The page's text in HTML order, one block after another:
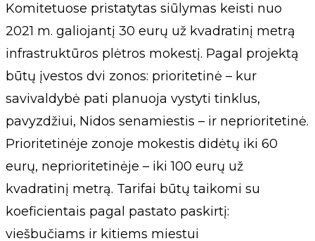
Komitetuose pristatytas siūlymas keisti nuo
2021 m. galiojantį 30 eurų už kvadratinį metrą
infrastruktūros plėtros mokestį. Pagal projektą
būtų įvestos dvi zonos: prioritetinė – kur
savivaldybė pati planuoja vystyti tinklus,
pavyzdžiui, Nidos senamiestis – ir neprioritetinė.
Prioritetinėje zonoje mokestis didėtų iki 60
eurų, neprioritetinėje – iki 100 eurų už
kvadratinį metrą. Tarifai būtų taikomi su
koeficientais pagal pastato paskirtį:
viešbučiams ir kitiems miestui